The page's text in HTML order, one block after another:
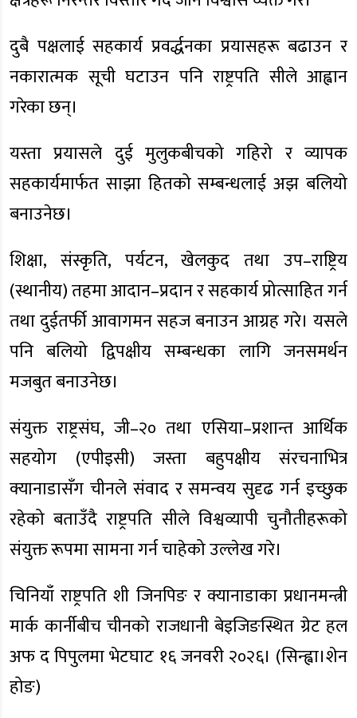
दुबै पक्षलाई सहकार्य प्रवर्द्धनका प्रयासहरू बढाउन र
नकारात्मक सूची घटाउन पनि राष्ट्रपति सीले आह्वान
गरेका छन्।
यस्ता प्रयासले दुई मुलुकबीचको गहिरो र व्यापक
सहकार्यमार्फत साझा हितको सम्बन्धलाई अझ बलियो
बनाउनेछ।
शिक्षा, संस्कृति, पर्यटन, खेलकुद तथा उप–राष्ट्रिय
(स्थानीय) तहमा आदान–प्रदान र सहकार्य प्रोत्साहित गर्न
तथा दुईतर्फी आवागमन सहज बनाउन आग्रह गरे। यसले
पनि बलियो द्विपक्षीय सम्बन्धका लागि जनसमर्थन
मजबुत बनाउनेछ।
संयुक्त राष्ट्रसंघ, जी–२० तथा एसिया–प्रशान्त आर्थिक
सहयोग (एपीइसी) जस्ता बहुपक्षीय संरचनाभित्र
क्यानाडासँग चीनले संवाद र समन्वय सुदृढ गर्न इच्छुक
रहेको बताउँदै राष्ट्रपति सीले विश्वव्यापी चुनौतीहरूको
संयुक्त रूपमा सामना गर्न चाहेको उल्लेख गरे।
चिनियाँ राष्ट्रपति शी जिनपिङ र क्यानाडाका प्रधानमन्त्री
मार्क कार्नीबीच चीनको राजधानी बेइजिङस्थित ग्रेट हल
अफ द पिपुलमा भेटघाट १६ जनवरी २०२६। (सिन्ह्वा।शेन
होङ)